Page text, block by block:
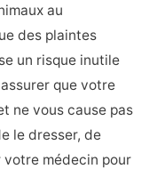
au
des plaintes
un risque inutile
que votre
ne vous cause pas
le dresser, de
médecin pour